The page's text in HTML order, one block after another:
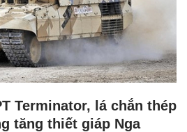
Terminator, lá chắn thép
tăng thiết giáp Nga